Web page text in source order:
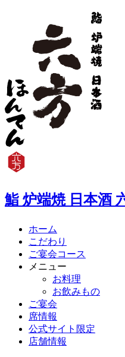
鮨 炉端焼 日本酒
ホーム
こだわり
ご宴会コース
メニュー
お料理
お飲みもの
ご宴会
席情報
公式サイト限定
店舗情報